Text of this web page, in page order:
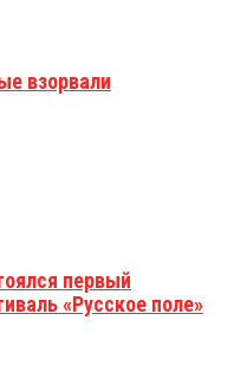
взорвали
первый
«Русское поле»